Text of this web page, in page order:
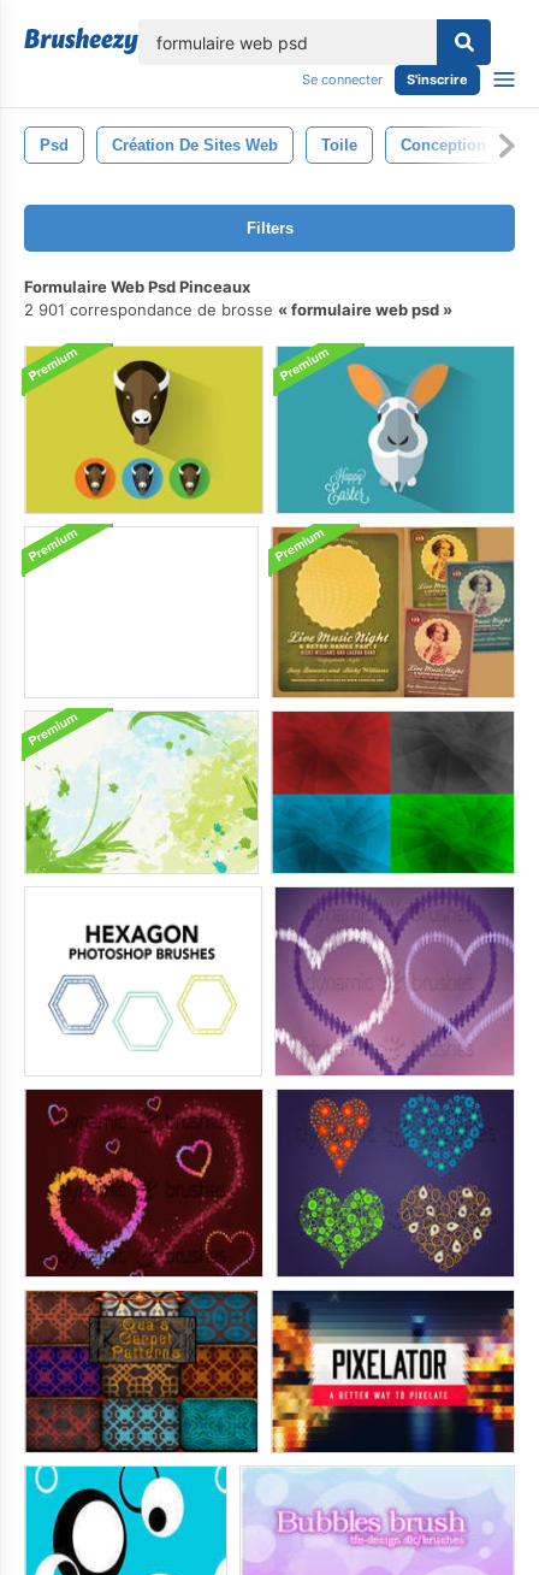
Se connecter S'inscrire
Psd Création De Sites Web Toile Conception
Filters
Formulaire Web Psd Pinceaux
2 901 correspondance de brosse
formulaire web psd